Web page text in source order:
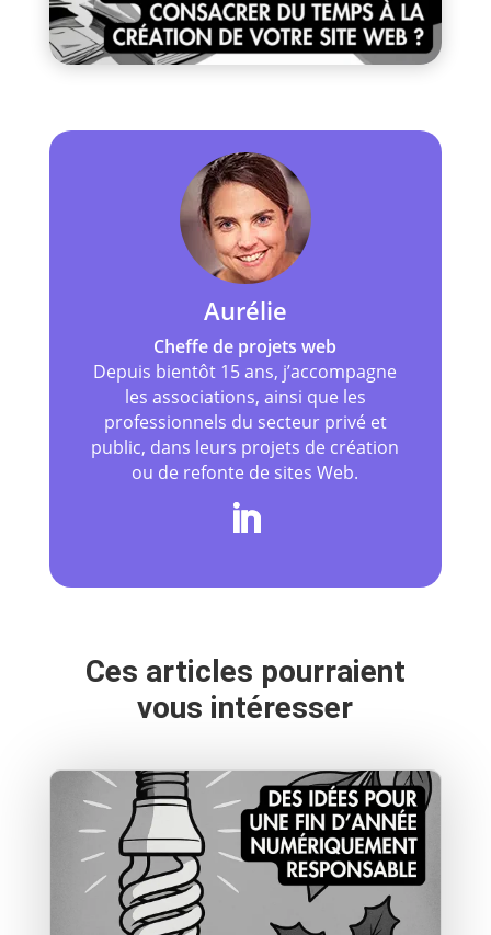
Aurélie
Cheffe de projets web
Depuis bientôt 15 ans, j’accompagne
les associations, ainsi que les
professionnels du secteur privé et
public, dans leurs projets de création
ou de refonte de sites Web.
Ces articles pourraient
vous intéresser